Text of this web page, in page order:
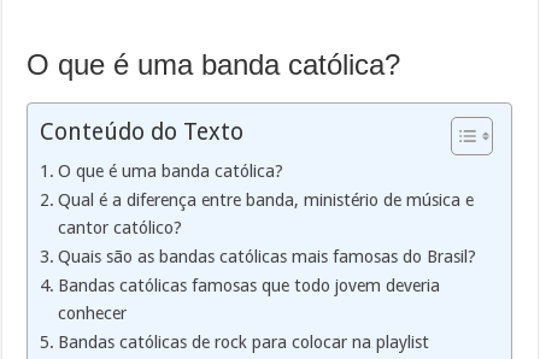
O que é uma banda católica?
Conteúdo do Texto
O que é uma banda católica?
Qual é a diferença entre banda, ministério de música e
cantor católico?
Quais são as bandas católicas mais famosas do Brasil?
Bandas católicas famosas que todo jovem deveria
conhecer
Bandas católicas de rock para colocar na playlist